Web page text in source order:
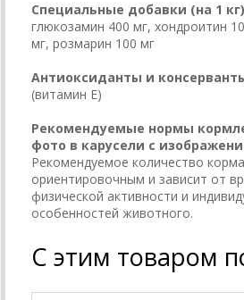
Специальные добавки (на 1
глюкозамин 400 мг, хондроитин
мг, розмарин 100 мг
Антиоксиданты и
(витамин Е)
Рекомендуемые нормы
фото в карусели с
Рекомендуемое количество
ориентировочным и зависит от
физической активности и
особенностей животного.
С этим товаром